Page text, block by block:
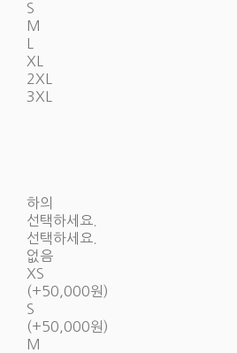
S
M
XL
2XL
3XL
하의
선택하세요.
선택하세요.
없음
XS
(+50,000원)
S
(+50,000원)
M